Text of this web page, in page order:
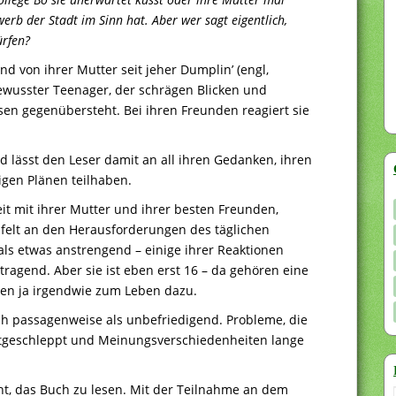
der Stadt im Sinn hat. Aber wer sagt eigentlich,
von ihrer Mutter seit jeher Dumplin’ (engl,
Teenager, der schrägen Blicken und
gegenübersteht. Bei ihren Freunden reagiert sie
lässt den Leser damit an all ihren Gedanken, ihren
Plänen teilhaben.
mit ihrer Mutter und ihrer besten Freunden,
an den Herausforderungen des täglichen
etwas anstrengend – einige ihrer Reaktionen
Aber sie ist eben erst 16 – da gehören eine
ja irgendwie zum Leben dazu.
passagenweise als unbefriedigend. Probleme, die
und Meinungsverschiedenheiten lange
das Buch zu lesen. Mit der Teilnahme an dem